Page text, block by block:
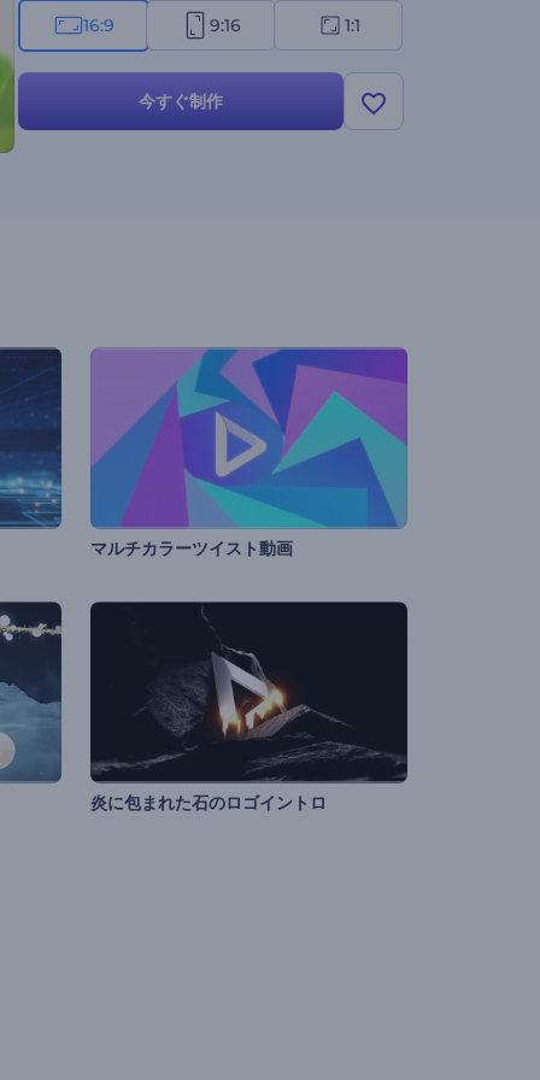
16:9 9:16 1:1
今すぐ制作
マルチカラーツイスト動画
炎に包まれた石のロゴイントロ